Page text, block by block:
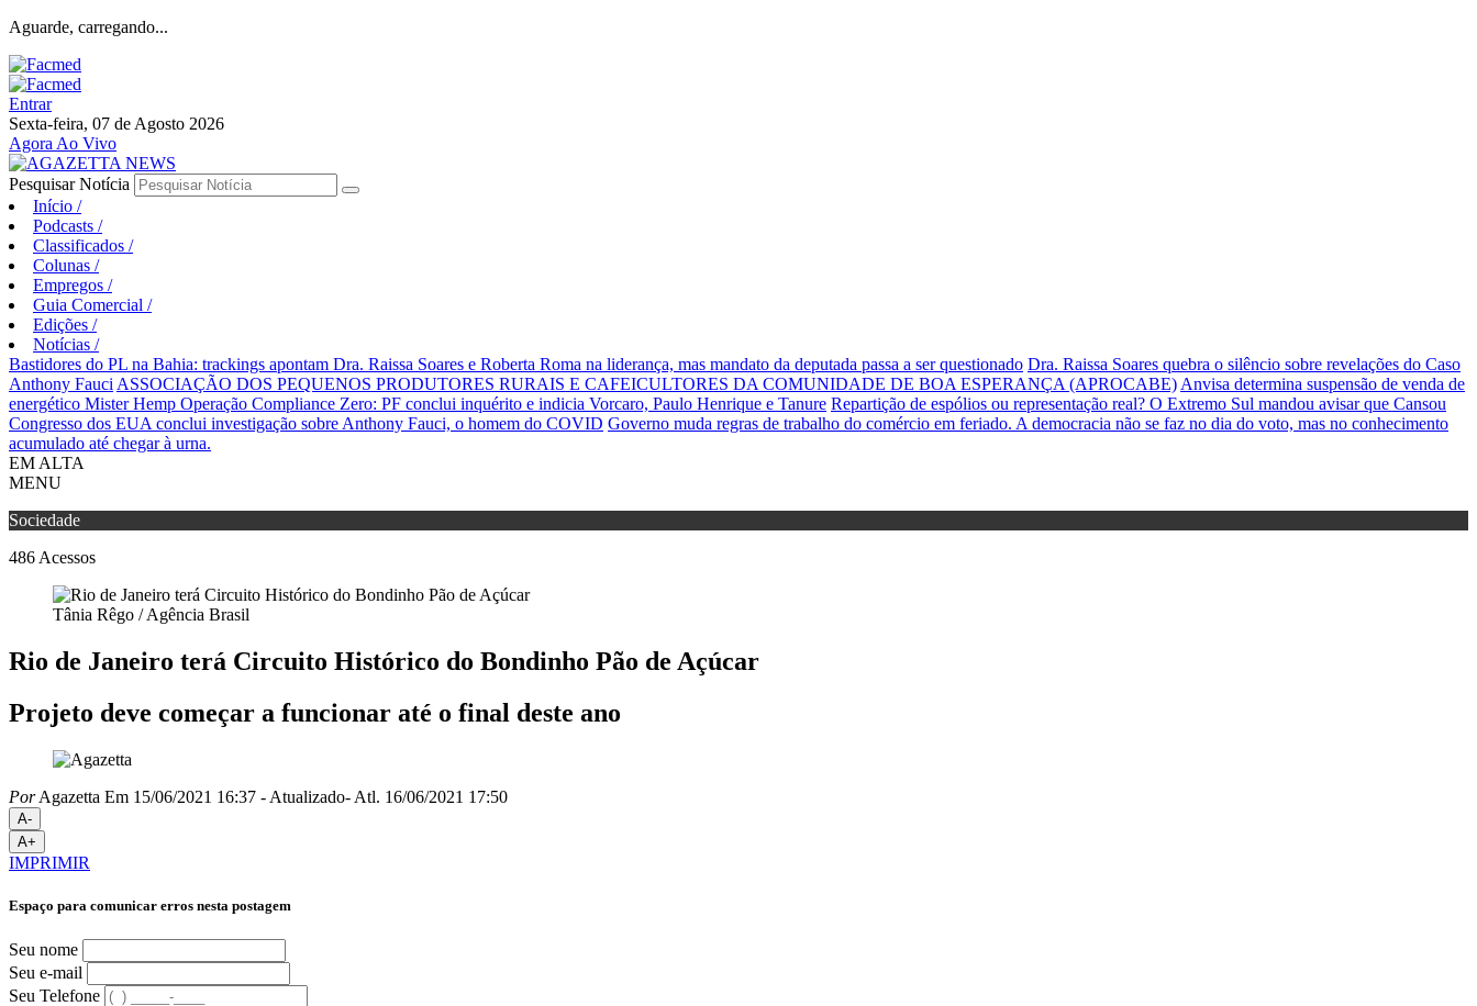
Aguarde, carregando...
Entrar
Sexta-feira, 07 de Agosto 2026
Agora Ao Vivo
Pesquisar Notícia
Início /
Podcasts /
Classificados /
Colunas /
Empregos /
Guia Comercial /
Edições /
Notícias /
Bastidores do PL na Bahia: trackings apontam Dra. Raissa Soares e Roberta Roma na liderança, mas mandato da deputada passa a ser questionado Dra. Raissa Soares quebra o silêncio sobre revelações do Caso
Anthony Fauci ASSOCIAÇÃO DOS PEQUENOS PRODUTORES RURAIS E CAFEICULTORES DA COMUNIDADE DE BOA ESPERANÇA (APROCABE) Anvisa determina suspensão de venda de
energético Mister Hemp Operação Compliance Zero: PF conclui inquérito e indicia Vorcaro, Paulo Henrique e Tanure Repartição de espólios ou representação real? O Extremo Sul mandou avisar que Cansou
Congresso dos EUA conclui investigação sobre Anthony Fauci, o homem do COVID Governo muda regras de trabalho do comércio em feriado. A democracia não se faz no dia do voto, mas no conhecimento
acumulado até chegar à urna.
EM ALTA
MENU
Sociedade
486 Acessos
Tânia Rêgo / Agência Brasil
Rio de Janeiro terá Circuito Histórico do Bondinho Pão de Açúcar
Projeto deve começar a funcionar até o final deste ano
PorAgazetta Em 15/06/2021 16:37 - Atualizado- Atl. 16/06/2021 17:50
A-
A+
IMPRIMIR
Espaço para comunicar erros nesta postagem
Seu nome
Seu e-mail
Seu Telefone